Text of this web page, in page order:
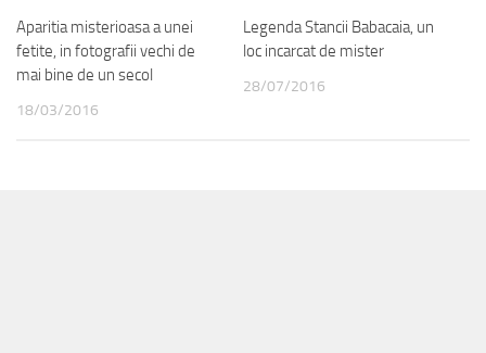
Aparitia misterioasa a unei
fetite, in fotografii vechi de
mai bine de un secol
18/03/2016
Legenda Stancii Babacaia, un
loc incarcat de mister
28/07/2016